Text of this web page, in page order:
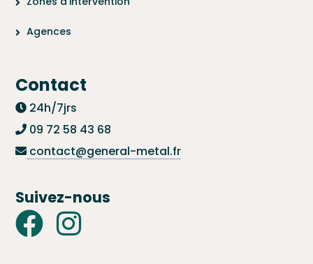
Agences
Contact
24h/7jrs
09 72 58 43 68
contact@general-metal.fr
Suivez-nous